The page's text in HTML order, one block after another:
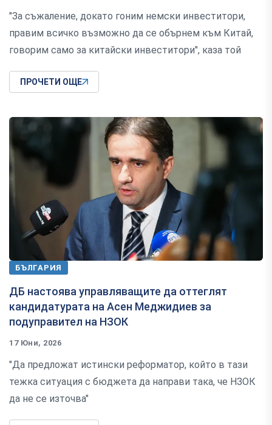
"За съжаление, докато гоним немски инвеститори,
правим всичко възможно да се обърнем към Китай,
говорим само за китайски инвеститори", каза той
ПРОЧЕТИ ОЩЕ
БЪЛГАРИЯ
ДБ настоява управляващите да оттеглят
кандидатурата на Асен Меджидиев за
подуправител на НЗОК
17 Юни, 2026
"Да предложат истински реформатор, който в тази
тежка ситуация с бюджета да направи така, че НЗОК
да не се източва"